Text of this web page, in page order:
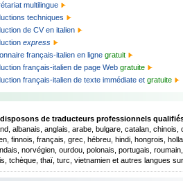
multilingue
techniques
de CV en italien
express
français-italien en ligne gratuit
français-italien de page Web gratuite
français-italien de texte immédiate et gratuite
disposons de traducteurs professionnels
albanais, anglais, arabe, bulgare, catalan,
finnois, français, grec, hébreu, hindi, hongrois,
norvégien, ourdou, polonais, portugais,
tchèque, thaï, turc, vietnamien et autres langues